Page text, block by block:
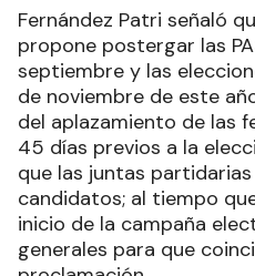
Fernández Patri señaló
propone postergar las
septiembre y las
de noviembre de este
del aplazamiento de las
45 días previos a la
que las juntas
candidatos; al tiempo
inicio de la campaña
generales para que